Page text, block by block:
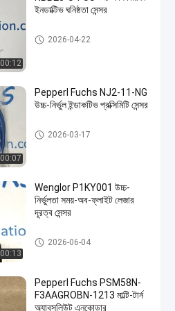
00:12
ইনডাক্টিভ ঘনিষ্ঠতা সেন্সর
PEPPERL FUCHS বিচ্ছিন্ন বাধা
2026-04-22
00:07
Pepperl Fuchs NJ2-11-NG
উচ্চ-নির্ভুল ইন্ডাকটিভ প্রক্সিমিটি সেন্সর
PEPPERL FUCHS বিচ্ছিন্ন বাধা
2026-03-17
00:13
Wenglor P1KY001 উচ্চ-
নির্ভুলতা সময়-অব-ফ্লাইট লেজার
দূরত্ব সেন্সর
PEPPERL FUCHS বিচ্ছিন্ন বাধা
2026-06-04
Pepperl Fuchs PSM58N-
F3AAGROBN-1213 মাল্টি-টার্ন
অ্যাবসলিউট এনকোডার